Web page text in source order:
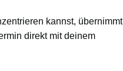
kannst, übernimmt
direkt mit deinem